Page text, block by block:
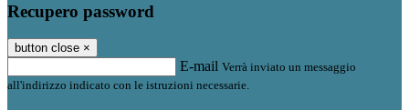
Recupero password
button close ×
E-mail Verrà inviato un messaggio
all'indirizzo indicato con le istruzioni necessarie.